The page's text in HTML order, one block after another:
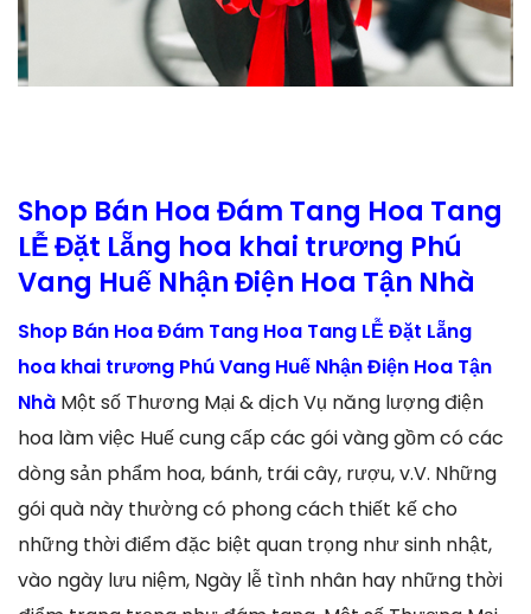
Shop Bán Hoa Đám Tang Hoa Tang
LỄ Đặt Lẵng hoa khai trương Phú
Vang Huế Nhận Điện Hoa Tận Nhà
Shop Bán Hoa Đám Tang Hoa Tang LỄ Đặt Lẵng
hoa khai trương Phú Vang Huế Nhận Điện Hoa Tận
Nhà Một số Thương Mại & dịch Vụ năng lượng điện
hoa làm việc Huế cung cấp các gói vàng gồm có các
dòng sản phẩm hoa, bánh, trái cây, rượu, v.V. Những
gói quà này thường có phong cách thiết kế cho
những thời điểm đặc biệt quan trọng như sinh nhật,
vào ngày lưu niệm, Ngày lễ tình nhân hay những thời